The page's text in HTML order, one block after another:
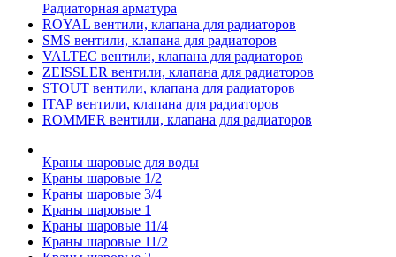
Радиаторная арматура
ROYAL вентили, клапана для радиаторов
SMS вентили, клапана для радиаторов
VALTEC вентили, клапана для радиаторов
ZEISSLER вентили, клапана для радиаторов
STOUT вентили, клапана для радиаторов
ITAP вентили, клапана для радиаторов
ROMMER вентили, клапана для радиаторов
Краны шаровые для воды
Краны шаровые 1/2
Краны шаровые 3/4
Краны шаровые 1
Краны шаровые 11/4
Краны шаровые 11/2